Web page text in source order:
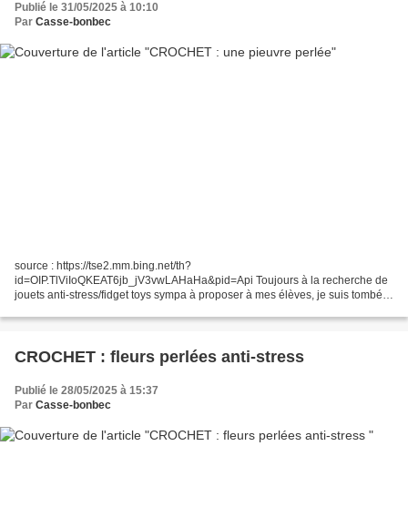
Publié le 31/05/2025 à 10:10
Par Casse-bonbec
source : https://tse2.mm.bing.net/th?
id=OIP.TlViIoQKEAT6jb_jV3vwLAHaHa&pid=Api Toujours à la recherche de
jouets anti-stress/fidget toys sympa à proposer à mes élèves, je suis tombée
CROCHET : fleurs perlées anti-stress
Publié le 28/05/2025 à 15:37
Par Casse-bonbec